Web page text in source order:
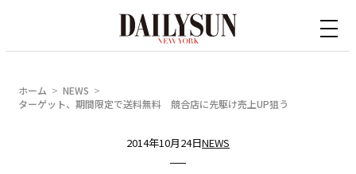
ホーム
NEWS
ターゲット、期間限定で送料無料 競合店に先駆け売上UP狙う
2014年10月24日NEWS